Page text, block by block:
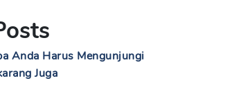
Anda Harus Mengunjungi
Juga